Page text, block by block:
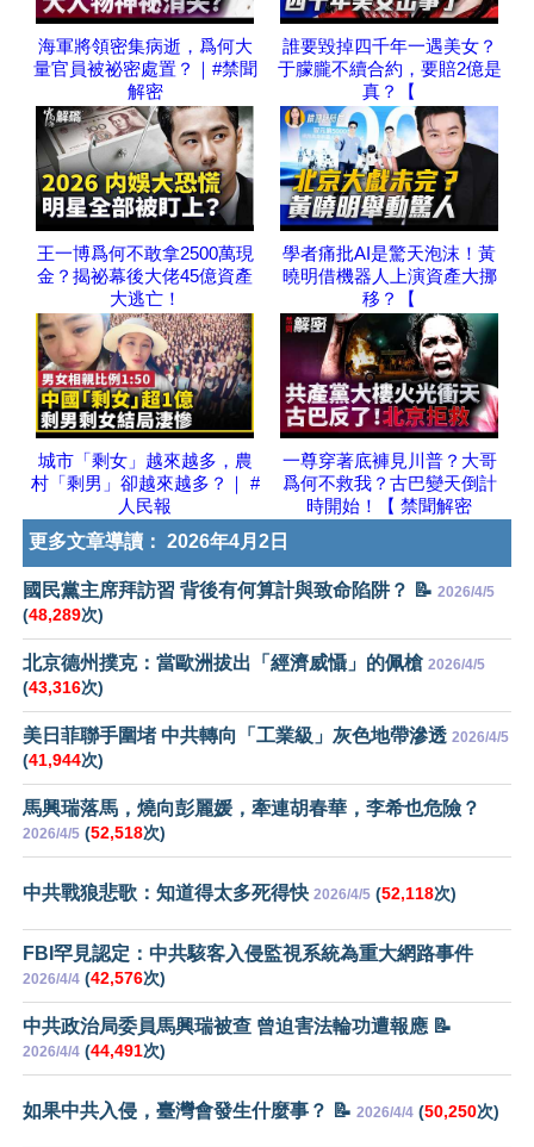
海軍將領密集病逝，爲何大
量官員被祕密處置？｜#禁聞
解密
誰要毀掉四千年一遇美女？
于朦朧不續合約，要賠2億是
真？【
王一博爲何不敢拿2500萬現
金？揭祕幕後大佬45億資產
大逃亡！
學者痛批AI是驚天泡沫！黃
曉明借機器人上演資產大挪
移？【
城市「剩女」越來越多，農
村「剩男」卻越來越多？｜ #
人民報
一尊穿著底褲見川普？大哥
爲何不救我？古巴變天倒計
時開始！【 禁聞解密
更多文章導讀： 2026年4月2日
國民黨主席拜訪習 背後有何算計與致命陷阱？ 📝 2026/4/5
(48,289次)
北京德州撲克：當歐洲拔出「經濟威懾」的佩槍 2026/4/5
(43,316次)
美日菲聯手圍堵 中共轉向「工業級」灰色地帶滲透 2026/4/5
(41,944次)
馬興瑞落馬，燒向彭麗媛，牽連胡春華，李希也危險？
2026/4/5 (52,518次)
中共戰狼悲歌：知道得太多死得快 2026/4/5 (52,118次)
FBI罕見認定：中共駭客入侵監視系統為重大網路事件
2026/4/4 (42,576次)
中共政治局委員馬興瑞被查 曾迫害法輪功遭報應 📝
2026/4/4 (44,491次)
如果中共入侵，臺灣會發生什麼事？ 📝 2026/4/4 (50,250次)